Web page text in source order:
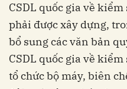
CSDL quốc gia về
phải được xây dựng,
bổ sung các văn bản
CSDL quốc gia về
tổ chức bộ máy, biên